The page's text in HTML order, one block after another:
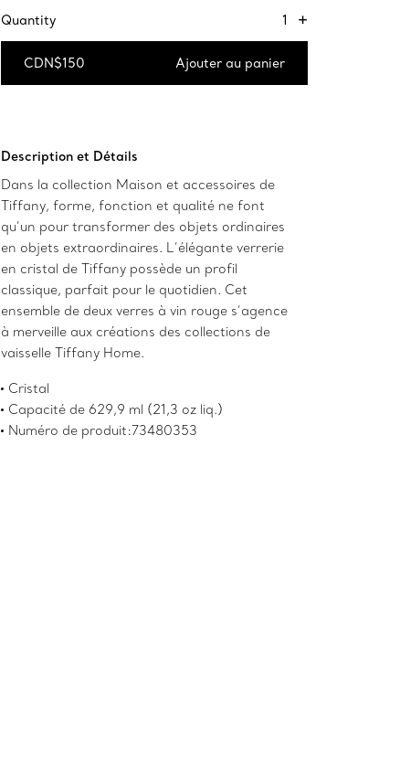
Quantity 1 +
CDN$150 Ajouter au panier
Description et Détails
Dans la collection Maison et accessoires de
Tiffany, forme, fonction et qualité ne font
qu’un pour transformer des objets ordinaires
en objets extraordinaires. L’élégante verrerie
en cristal de Tiffany possède un profil
classique, parfait pour le quotidien. Cet
ensemble de deux verres à vin rouge s’agence
à merveille aux créations des collections de
vaisselle Tiffany Home.
Cristal
Capacité de 629,9 ml (21,3 oz liq.)
Numéro de produit:73480353